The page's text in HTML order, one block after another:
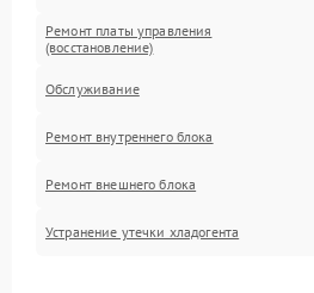
Ремонт платы управления
(восстановление)
Обслуживание
Ремонт внутреннего блока
Ремонт внешнего блока
Устранение утечки хладогента